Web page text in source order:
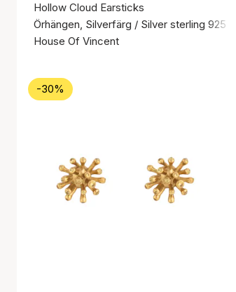
Hollow Cloud Earsticks
Örhängen, Silverfärg / Silver sterling 925
House Of Vincent
-30%